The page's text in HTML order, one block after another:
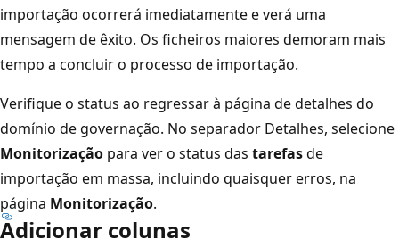
importação ocorrerá imediatamente e verá uma
mensagem de êxito. Os ficheiros maiores demoram mais
tempo a concluir o processo de importação.
Verifique o status ao regressar à página de detalhes do
domínio de governação. No separador Detalhes, selecione
Monitorização para ver o status das tarefasde
importação em massa, incluindo quaisquer erros, na
página Monitorização.
Adicionar colunas